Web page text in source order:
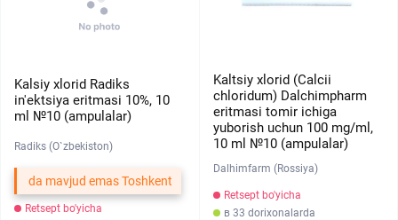
Kalsiy xlorid Radiks
in'ektsiya eritmasi 10%, 10
ml №10 (ampulalar)
Radiks (O`zbekiston)
da mavjud emas Toshkent
Retsept bo'yicha
Kaltsiy xlorid (Calcii
chloridum) Dalchimpharm
eritmasi tomir ichiga
yuborish uchun 100 mg/ml,
10 ml №10 (ampulalar)
Dalhimfarm (Rossiya)
Retsept bo'yicha
в 33 dorixonalarda